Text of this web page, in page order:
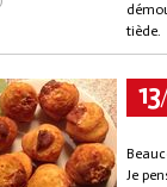
tiède.
13
Je